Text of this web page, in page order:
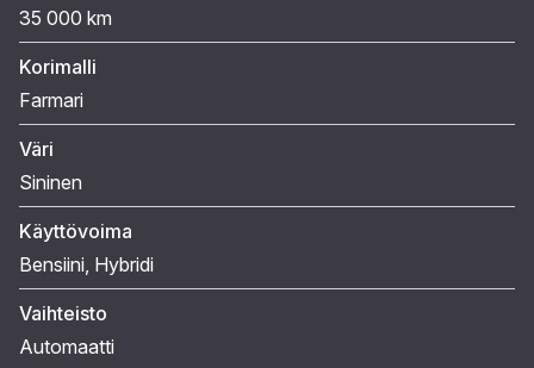
35 000 km
Korimalli
Farmari
Väri
Sininen
Käyttövoima
Bensiini , Hybridi
Vaihteisto
Automaatti